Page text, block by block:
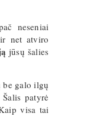
neseniai
net atviro
jūsų šalies
be galo ilgų
patyrė
visa tai